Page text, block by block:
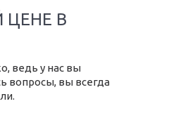
ЦЕНЕ В
ведь у нас вы
вопросы, вы всегда